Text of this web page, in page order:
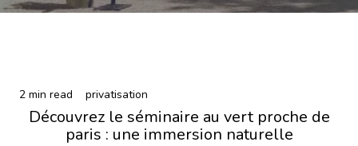
2 min read privatisation
Découvrez le séminaire au vert proche de
paris : une immersion naturelle